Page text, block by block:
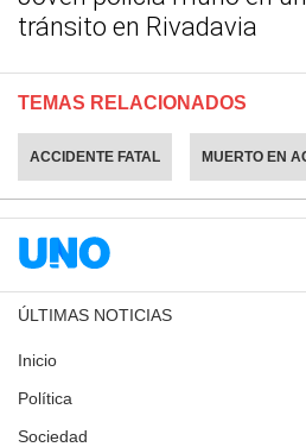
tránsito en Rivadavia
TEMAS RELACIONADOS
ACCIDENTE FATAL MUERTO EN
ÚLTIMAS NOTICIAS
Inicio
Política
Sociedad